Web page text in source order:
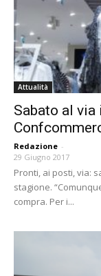
Attualità
Sabato al
Redazione -
29 Giugno 2017
Pronti, ai posti, via:
stagione.
compra. Per i...